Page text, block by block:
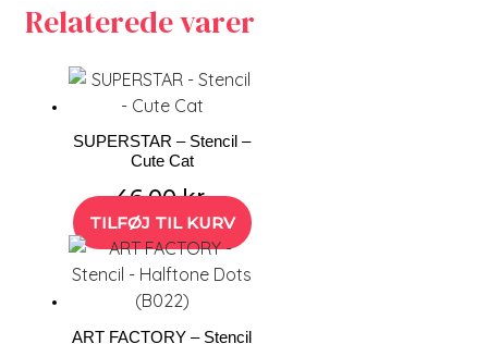
Relaterede varer
SUPERSTAR – Stencil –
Cute Cat
46,00kr.
TILFØJ TIL KURV
ART FACTORY – Stencil